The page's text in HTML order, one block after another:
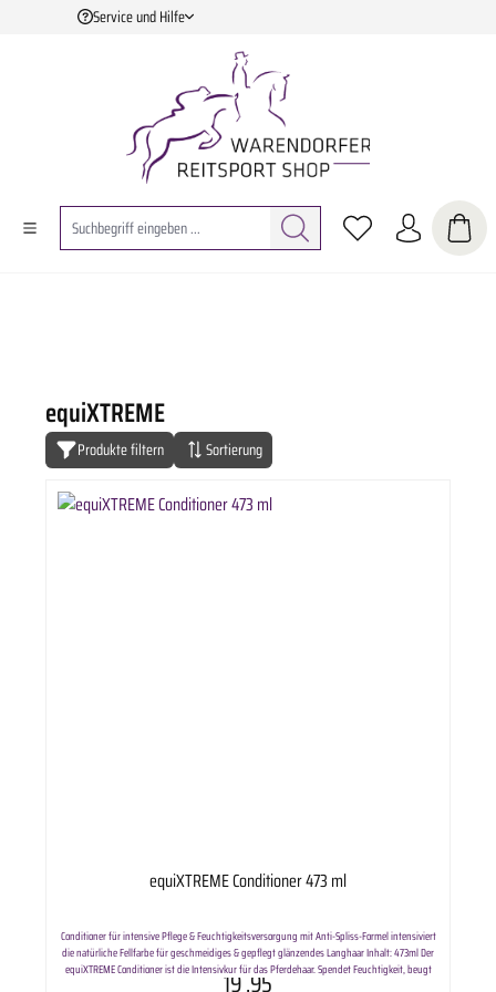
Zum Hauptinhalt springen
Service und Hilfe
equiXTREME
Produkte filtern Sortierung
equiXTREME Conditioner 473 ml
Conditioner für intensive Pflege & Feuchtigkeitsversorgung mit Anti-Spliss-Formel intensiviert
die natürliche Fellfarbe für geschmeidiges & gepflegt glänzendes Langhaar Inhalt: 473ml Der
equiXTREME Conditioner ist die Intensivkur für das Pferdehaar. Spendet Feuchtigkeit, beugt
Spliss vor und macht das Langhaar nach dem Waschen leicht kämmbar. Wirkt vorbeugend
19.95